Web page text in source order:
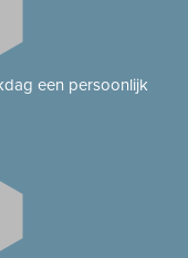
een persoonlijk